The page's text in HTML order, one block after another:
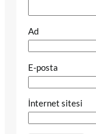
Ad
E-posta
İnternet sitesi